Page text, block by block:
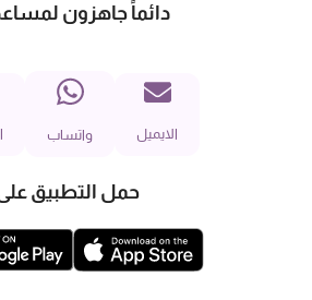
دائماً جاهزون
الايميل واتساب
حمل التطبيق على